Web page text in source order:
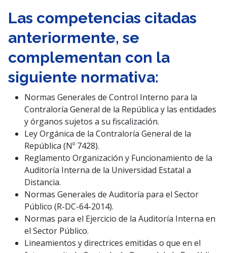
Las competencias citadas
anteriormente, se
complementan con la
siguiente normativa:
Normas Generales de Control Interno para la
Contraloría General de la República y las entidades
y órganos sujetos a su fiscalización.
Ley Orgánica de la Contraloría General de la
República (Nº 7428).
Reglamento Organización y Funcionamiento de la
Auditoría Interna de la Universidad Estatal a
Distancia.
Normas Generales de Auditoría para el Sector
Público (R-DC-64-2014).
Normas para el Ejercicio de la Auditoría Interna en
el Sector Público.
Lineamientos y directrices emitidas o que en el